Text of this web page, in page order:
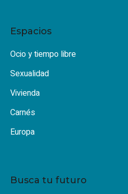
Espacios
Ocio y tiempo libre
Sexualidad
Vivienda
Carnés
Europa
Busca tu futuro